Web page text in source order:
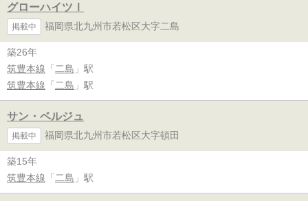
グローハイツⅠ
掲載中 福岡県北九州市若松区大字二島
築26年
筑豊本線 「 二島 」駅
筑豊本線 「 二島 」駅
サン・ベルジュ
掲載中 福岡県北九州市若松区大字頓田
築15年
筑豊本線 「 二島 」駅